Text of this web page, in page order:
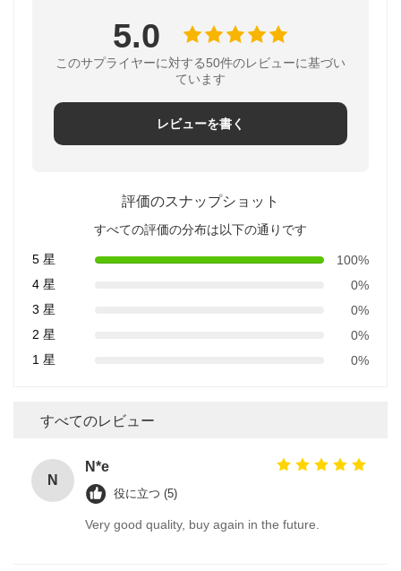
5.0
このサプライヤーに対する50件のレビューに基づい
ています
レビューを書く
評価のスナップショット
すべての評価の分布は以下の通りです
5 星
100%
4 星
0%
3 星
0%
2 星
0%
1 星
0%
すべてのレビュー
N
N*e
役に立つ (5)
Very good quality, buy again in the future.